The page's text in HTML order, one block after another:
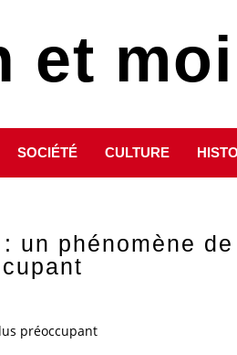
et
SOCIÉTÉ CULTURE
un phénomène
préoccupant